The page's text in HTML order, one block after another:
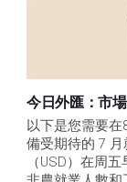
今日外匯：市
以下是您需要
備受期待的 7
（USD）在周